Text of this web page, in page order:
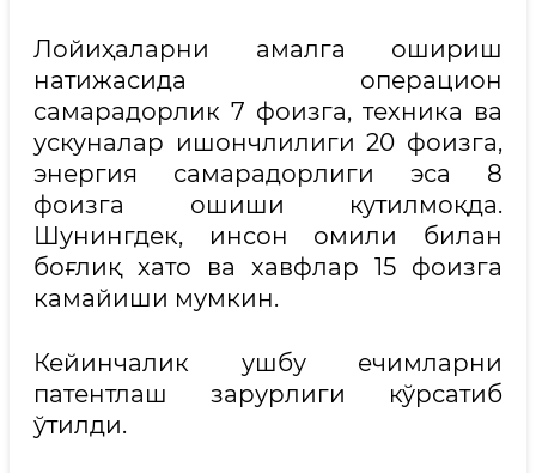
Лойиҳаларни амалга ошириш
натижасида операцион
самарадорлик 7 фоизга, техника ва
ускуналар ишончлилиги 20 фоизга,
энергия самарадорлиги эса 8
фоизга ошиши кутилмоқда.
Шунингдек, инсон омили билан
боғлиқ хато ва хавфлар 15 фоизга
камайиши мумкин.
Кейинчалик ушбу ечимларни
патентлаш зарурлиги кўрсатиб
ўтилди.